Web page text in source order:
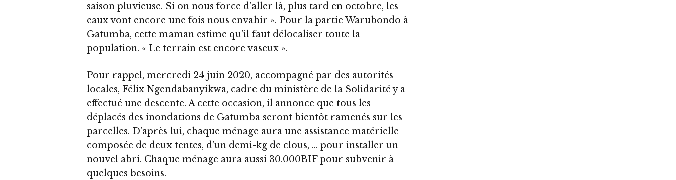
saison pluvieuse. Si on nous force d’aller là, plus tard en octobre, les
eaux vont encore une fois nous envahir ». Pour la partie Warubondo à
Gatumba, cette maman estime qu’il faut délocaliser toute la
population. « Le terrain est encore vaseux ».
Pour rappel, mercredi 24 juin 2020, accompagné par des autorités
locales, Félix Ngendabanyikwa, cadre du ministère de la Solidarité y a
effectué une descente. A cette occasion, il annonce que tous les
déplacés des inondations de Gatumba seront bientôt ramenés sur les
parcelles. D’après lui, chaque ménage aura une assistance matérielle
composée de deux tentes, d’un demi-kg de clous, … pour installer un
nouvel abri. Chaque ménage aura aussi 30.000BIF pour subvenir à
quelques besoins.